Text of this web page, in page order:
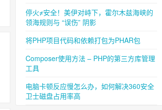
停火≠安全！美伊对峙下，霍尔木兹海峡的
领海规则与 “误伤” 阴影
将PHP项目代码和依赖打包为PHAR包
Composer使用方法 – PHP的第三方库管理
工具
电脑卡顿反应慢怎么办，如何解决360安全
卫士磁盘占用率高